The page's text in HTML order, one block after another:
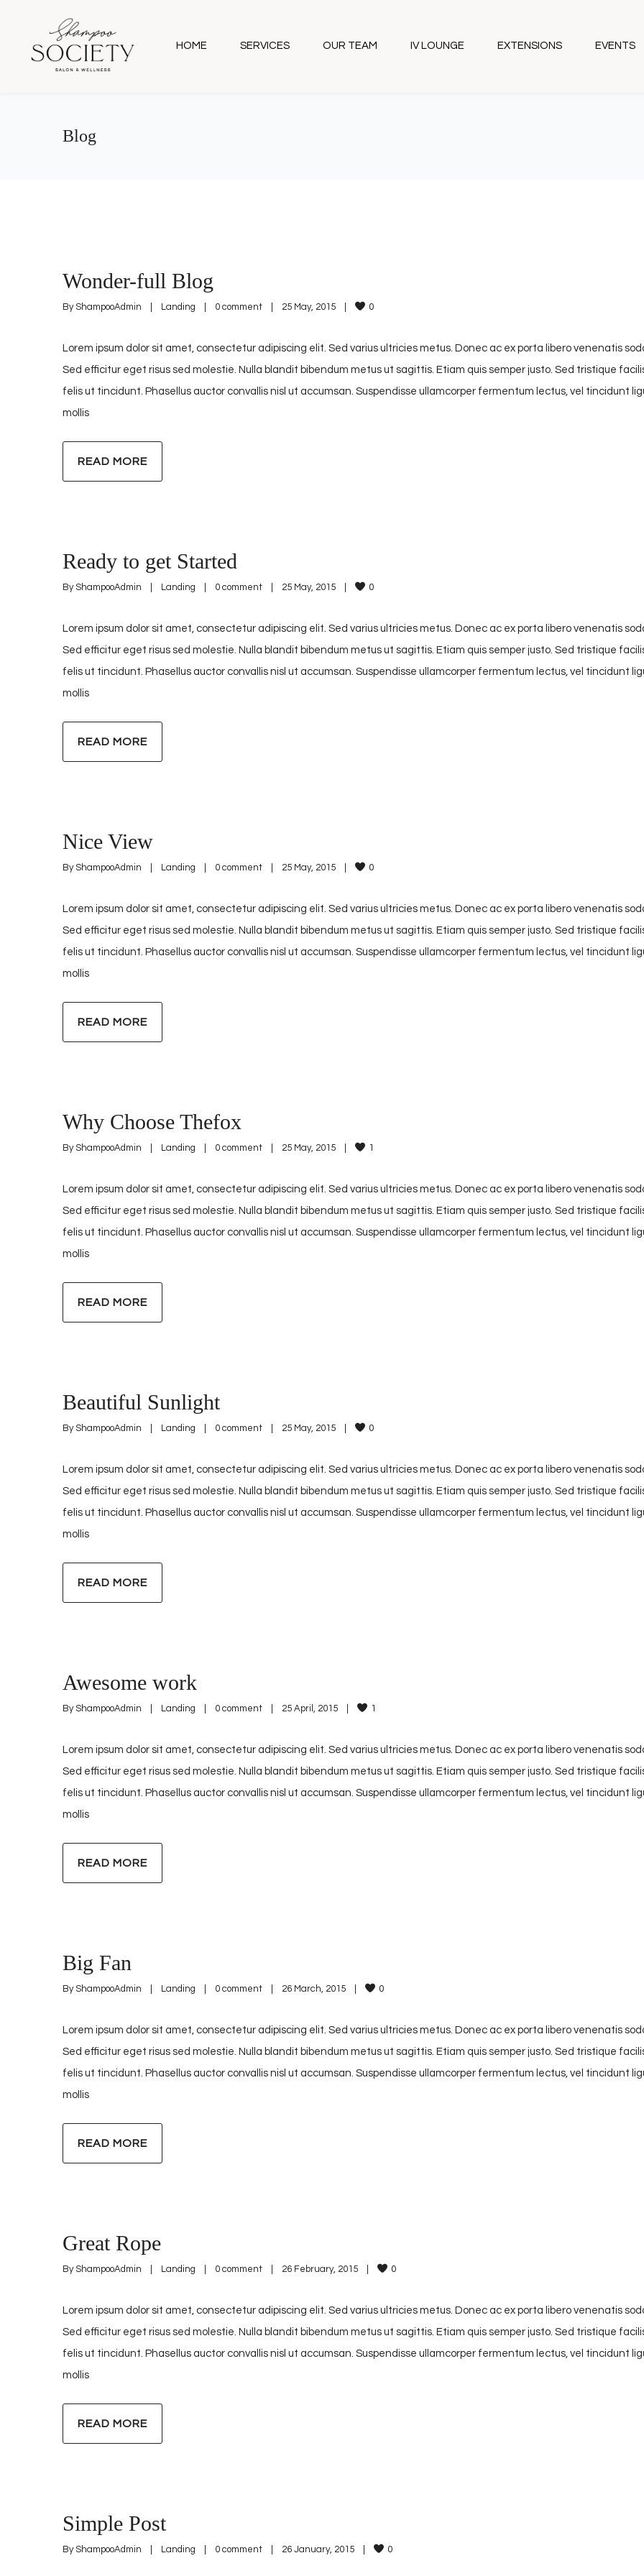
HOME SERVICES OUR TEAM IV LOUNGE EXTENSIONS EVENTS
Blog
Wonder-full Blog
By ShampooAdmin Landing 0 comment 25 May, 2015 0
Lorem ipsum dolor sit amet, consectetur adipiscing elit. Sed varius ultricies metus. Donec ac ex porta libero venenatis
Sed efficitur eget risus sed molestie. Nulla blandit bibendum metus ut sagittis. Etiam quis semper justo. Sed tristique
felis ut tincidunt. Phasellus auctor convallis nisl ut accumsan. Suspendisse ullamcorper fermentum lectus, vel tincidunt
mollis
READ MORE
Ready to get Started
By ShampooAdmin Landing 0 comment 25 May, 2015 0
Lorem ipsum dolor sit amet, consectetur adipiscing elit. Sed varius ultricies metus. Donec ac ex porta libero venenatis
Sed efficitur eget risus sed molestie. Nulla blandit bibendum metus ut sagittis. Etiam quis semper justo. Sed tristique
felis ut tincidunt. Phasellus auctor convallis nisl ut accumsan. Suspendisse ullamcorper fermentum lectus, vel tincidunt
mollis
READ MORE
Nice View
By ShampooAdmin Landing 0 comment 25 May, 2015 0
Lorem ipsum dolor sit amet, consectetur adipiscing elit. Sed varius ultricies metus. Donec ac ex porta libero venenatis
Sed efficitur eget risus sed molestie. Nulla blandit bibendum metus ut sagittis. Etiam quis semper justo. Sed tristique
felis ut tincidunt. Phasellus auctor convallis nisl ut accumsan. Suspendisse ullamcorper fermentum lectus, vel tincidunt
mollis
READ MORE
Why Choose Thefox
By ShampooAdmin Landing 0 comment 25 May, 2015 1
Lorem ipsum dolor sit amet, consectetur adipiscing elit. Sed varius ultricies metus. Donec ac ex porta libero venenatis
Sed efficitur eget risus sed molestie. Nulla blandit bibendum metus ut sagittis. Etiam quis semper justo. Sed tristique
felis ut tincidunt. Phasellus auctor convallis nisl ut accumsan. Suspendisse ullamcorper fermentum lectus, vel tincidunt
mollis
READ MORE
Beautiful Sunlight
By ShampooAdmin Landing 0 comment 25 May, 2015 0
Lorem ipsum dolor sit amet, consectetur adipiscing elit. Sed varius ultricies metus. Donec ac ex porta libero venenatis
Sed efficitur eget risus sed molestie. Nulla blandit bibendum metus ut sagittis. Etiam quis semper justo. Sed tristique
felis ut tincidunt. Phasellus auctor convallis nisl ut accumsan. Suspendisse ullamcorper fermentum lectus, vel tincidunt
mollis
READ MORE
Awesome work
By ShampooAdmin Landing 0 comment 25 April, 2015 1
Lorem ipsum dolor sit amet, consectetur adipiscing elit. Sed varius ultricies metus. Donec ac ex porta libero venenatis
Sed efficitur eget risus sed molestie. Nulla blandit bibendum metus ut sagittis. Etiam quis semper justo. Sed tristique
felis ut tincidunt. Phasellus auctor convallis nisl ut accumsan. Suspendisse ullamcorper fermentum lectus, vel tincidunt
mollis
READ MORE
Big Fan
By ShampooAdmin Landing 0 comment 26 March, 2015 0
Lorem ipsum dolor sit amet, consectetur adipiscing elit. Sed varius ultricies metus. Donec ac ex porta libero venenatis
Sed efficitur eget risus sed molestie. Nulla blandit bibendum metus ut sagittis. Etiam quis semper justo. Sed tristique
felis ut tincidunt. Phasellus auctor convallis nisl ut accumsan. Suspendisse ullamcorper fermentum lectus, vel tincidunt
mollis
READ MORE
Great Rope
By ShampooAdmin Landing 0 comment 26 February, 2015 0
Lorem ipsum dolor sit amet, consectetur adipiscing elit. Sed varius ultricies metus. Donec ac ex porta libero venenatis
Sed efficitur eget risus sed molestie. Nulla blandit bibendum metus ut sagittis. Etiam quis semper justo. Sed tristique
felis ut tincidunt. Phasellus auctor convallis nisl ut accumsan. Suspendisse ullamcorper fermentum lectus, vel tincidunt
mollis
READ MORE
Simple Post
By ShampooAdmin Landing 0 comment 26 January, 2015 0